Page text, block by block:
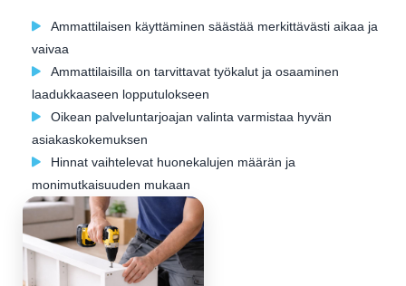
Ammattilaisen käyttäminen säästää merkittävästi aikaa ja
vaivaa
Ammattilaisilla on tarvittavat työkalut ja osaaminen
laadukkaaseen lopputulokseen
Oikean palveluntarjoajan valinta varmistaa hyvän
asiakaskokemuksen
Hinnat vaihtelevat huonekalujen määrän ja
monimutkaisuuden mukaan